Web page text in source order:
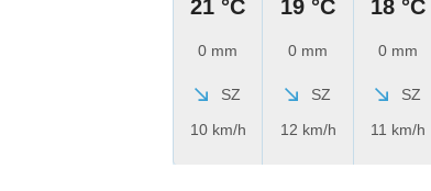
21 °C
0 mm
SZ
10 km/h
19 °C
0 mm
SZ
12 km/h
18 °C
0 mm
SZ
11 km/h